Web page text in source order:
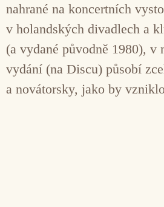
nahrané na koncertních
v holandských divadlech a
(a vydané původně 1980), v
vydání (na Discu) působí
a novátorsky, jako by